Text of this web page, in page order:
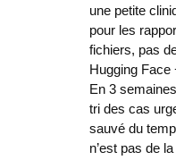
une petite
pour les
fichiers, pas
Hugging Face
En 3
tri des cas
sauvé du
n’est pas de